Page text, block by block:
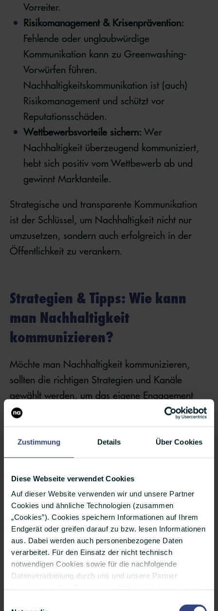
Zustimmung Details Über Cookies
Diese Webseite verwendet Cookies
Auf dieser Website verwenden wir und unsere Partner
Cookies und ähnliche Technologien (zusammen
„Cookies”). Cookies speichern Informationen auf Ihrem
Endgerät oder greifen darauf zu bzw. lesen Informationen
aus. Dabei werden auch personenbezogene Daten
verarbeitet. Für den Einsatz der nicht technisch
notwendigen Cookies sowie für die nachfolgende
Datenverarbeitung durch uns und unsere Partner
Vorreiter.
Risikomanagement & Krisenprävention:
Fehlende oder unglaubwürdige
Kommunikation kann zu Greenwashing-
Vorwürfen führen.
Nachhaltigkeitskommunikation ist (auch)
Risikomanagement und schützt vor
Reputationsschäden.
Wettbewerbsvorteile sichern: Wer
Nachhaltigkeit überzeugend kommuniziert,
hebt sich positiv vom Wettbewerb ab und
gewinnt Marktanteile.
Strategische und transparente Kommunikation
ist der Schlüssel, um Nachhaltigkeit nicht nur
umzusetzen, sondern auch erfolgreich in der
Öffentlichkeit zu verankern.
Strategien & Tipps: Wie kann
man Nachhaltigkeit
kommunizieren?
Möchte man Nachhaltigkeit kommunizieren,
sollten die richtigen Strategien und Kanäle
gewählt werden, um das eigene Engagement
glaubwürdig zu vermitteln. Eine authentische
und strategische Nachhaltigkeit in der
Kommunikation ist dabei von entscheidender
Bedeutung, um die Glaubwürdigkeit des
Unternehmens zu stärken und das Vertrauen der
Stakeholder zu gewinnen. Gleichzeitig erfordert
es ein tiefes Verständnis der eigenen Werte und
Ziele sowie der Bedürfnisse der Zielgruppen.
In diesem Kapitel gehen wir auf die wichtigsten
Strategien und Tipps für
Nachhaltigkeitskommunikation ein.